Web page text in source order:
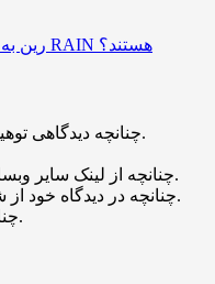
رین به فهرست رمزارزهای ترند بازار پیوست؛ چه عواملی پشت صعود قیمت RAIN هستند؟
چنانچه دیدگاهی توهین آمیز باشد و متوجه نویسندگان و سایر کاربران باشد تایید نخواهد شد.
چنانچه از لینک سایر وبسایت ها و یا وبسایت خود در دیدگاه استفاده کرده باشید تایید نخواهد شد.
چنانچه در دیدگاه خود از شماره تماس، ایمیل و آیدی تلگرام استفاده کرده باشید تایید نخواهد شد.
چنانچه دیدگاهی بی ارتباط با موضوع آموزش مطرح شود تایید نخواهد شد.